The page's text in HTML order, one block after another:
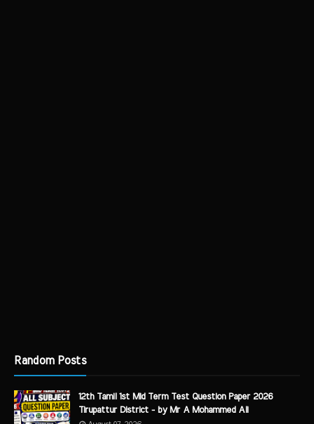
Random Posts
12th Tamil 1st Mid Term Test Question Paper 2026
Tirupattur District - by Mr A Mohammed Ali